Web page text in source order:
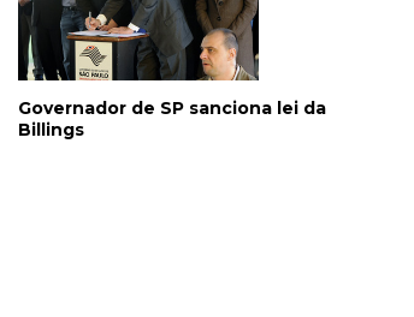
Governador de SP sanciona lei da
Billings